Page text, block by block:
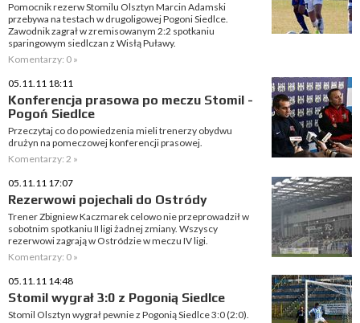
Pomocnik rezerw Stomilu Olsztyn Marcin Adamski
przebywa na testach w drugoligowej Pogoni Siedlce.
Zawodnik zagrał w zremisowanym 2:2 spotkaniu
sparingowym siedlczan z Wisłą Puławy.
Komentarzy: 0 »
05.11.11 18:11
Konferencja prasowa po meczu Stomil -
Pogoń Siedlce
Przeczytaj co do powiedzenia mieli trenerzy obydwu
drużyn na pomeczowej konferencji prasowej.
Komentarzy: 2 »
05.11.11 17:07
Rezerwowi pojechali do Ostródy
Trener Zbigniew Kaczmarek celowo nie przeprowadził w
sobotnim spotkaniu II ligi żadnej zmiany. Wszyscy
rezerwowi zagrają w Ostródzie w meczu IV ligi.
Komentarzy: 0 »
05.11.11 14:48
Stomil wygrał 3:0 z Pogonią Siedlce
Stomil Olsztyn wygrał pewnie z Pogonią Siedlce 3:0 (2:0).